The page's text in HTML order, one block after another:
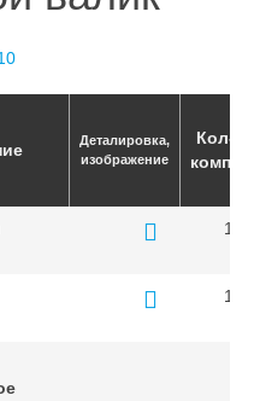
Деталировка,
изображение
Кол-
12
12